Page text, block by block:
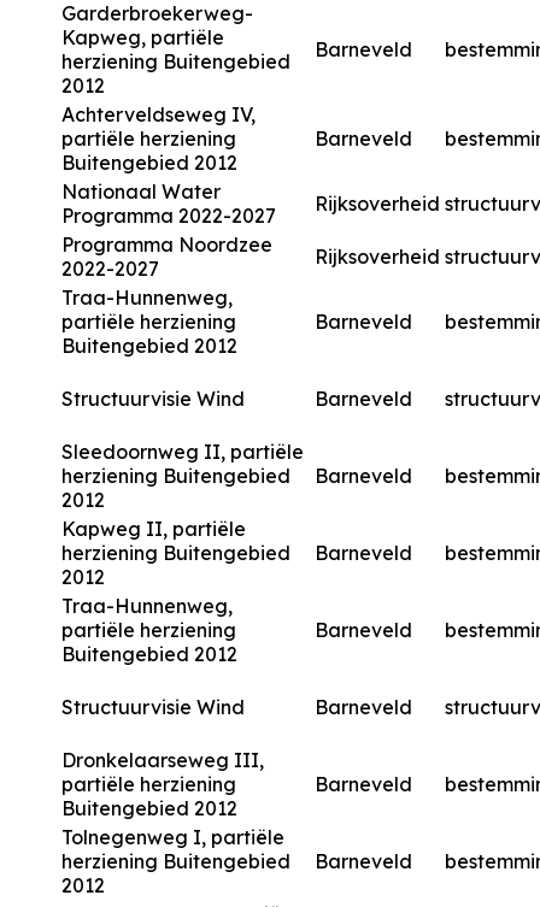
Garderbroekerweg-
Kapweg, partiële
herziening Buitengebied
2012
Barneveld
Achterveldseweg IV,
partiële herziening
Buitengebied 2012
Barneveld
Nationaal Water
Programma 2022-2027
Rijksoverheid
Programma Noordzee
2022-2027
Rijksoverheid
Traa-Hunnenweg,
partiële herziening
Buitengebied 2012
Barneveld
Structuurvisie Wind Barneveld
Sleedoornweg II, partiële
herziening Buitengebied
2012
Barneveld
Kapweg II, partiële
herziening Buitengebied
2012
Barneveld
Traa-Hunnenweg,
partiële herziening
Buitengebied 2012
Barneveld
Structuurvisie Wind Barneveld
Dronkelaarseweg III,
partiële herziening
Buitengebied 2012
Barneveld
Tolnegenweg I, partiële
herziening Buitengebied
2012
Barneveld